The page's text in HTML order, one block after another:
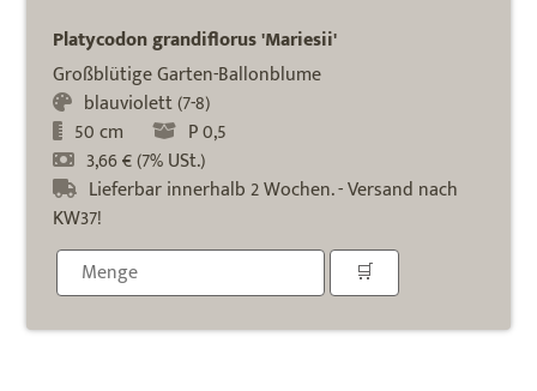
Platycodon grandiflorus 'Mariesii'
Großblütige Garten-Ballonblume
blauviolett (7-8)
50 cm
P 0,5
3,66 € (7% USt.)
Lieferbar innerhalb 2 Wochen. - Versand nach
KW37!